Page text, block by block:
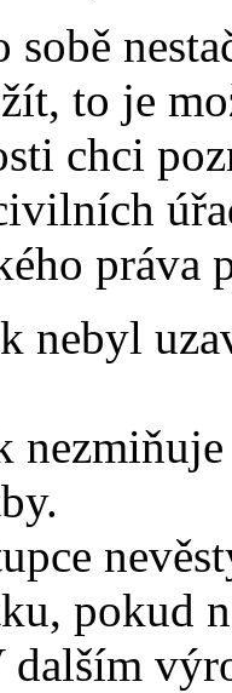
sobě
to je
chci
nebyl
pokud
dalším